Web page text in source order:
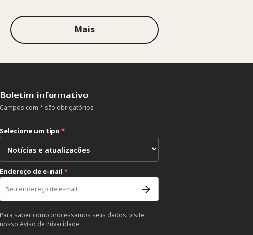
Mais
Boletim informativo
Campos com * são obrigatórios
Selecione um tipo *
Endereço de e-mail *
Para saber como processamos seus dados, visite
nosso Aviso de Privacidade.